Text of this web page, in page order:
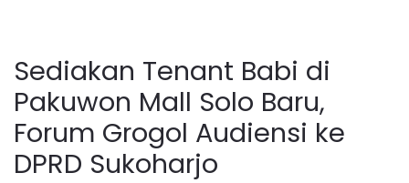
Sediakan Tenant Babi di
Pakuwon Mall Solo Baru,
Forum Grogol Audiensi ke
DPRD Sukoharjo